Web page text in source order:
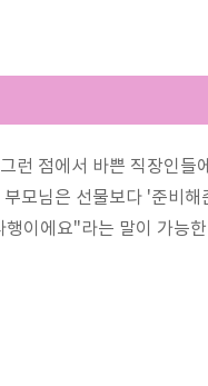
런 점에서 바쁜 직장인들
모님은 선물보다 '준비
이에요"라는 말이 가능